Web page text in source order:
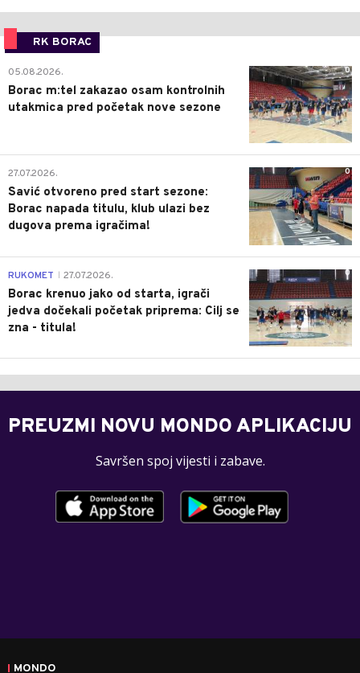
RK BORAC
0
05.08.2026.
Borac m:tel zakazao osam kontrolnih
utakmica pred početak nove sezone
0
27.07.2026.
Savić otvoreno pred start sezone:
Borac napada titulu, klub ulazi bez
dugova prema igračima!
0
RUKOMET 27.07.2026.
Borac krenuo jako od starta, igrači
jedva dočekali početak priprema: Cilj se
zna - titula!
PREUZMI NOVU MONDO APLIKACIJU
Savršen spoj vijesti i zabave.
MONDO